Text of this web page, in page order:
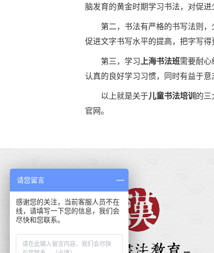
脑发育的黄金时期学习书法，对促
第二，书法有严格的书写法则，
促进文字书写水平的提高，把字写得
第三，学习 上海书法班需要耐心
认真的良好学习习惯，同时有益于意
以上就是关于儿童书法培训 的三
官网。
请您留言
感谢您的关注，当前客服人员不在
线，请填写一下您的信息，我们会
尽快和您联系。